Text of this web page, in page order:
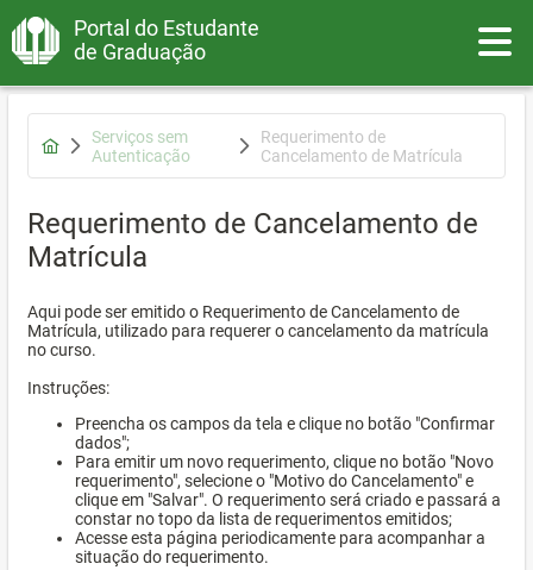
Portal do Estudante
de Graduação
Serviços sem
Autenticação
Requerimento de
Cancelamento de Matrícula
Requerimento de Cancelamento de
Matrícula
Aqui pode ser emitido o Requerimento de Cancelamento de
Matrícula, utilizado para requerer o cancelamento da matrícula
no curso.
Instruções:
Preencha os campos da tela e clique no botão "Confirmar
dados";
Para emitir um novo requerimento, clique no botão "Novo
requerimento", selecione o "Motivo do Cancelamento" e
clique em "Salvar". O requerimento será criado e passará a
constar no topo da lista de requerimentos emitidos;
Acesse esta página periodicamente para acompanhar a
situação do requerimento.